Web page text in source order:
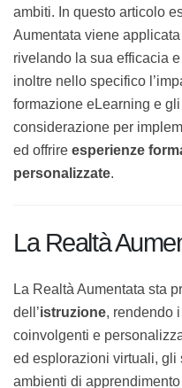
numerosi ambiti. In
la Realtà Aumentata
dell’istruzione, rivelando
potenzialità. Vedremo
dell’AR nel campo della
aspetti da tenere in
nelle piattaforme online
formative coinvolgenti
La Realtà
nell’istruzione
La Realtà Aumentata
dell’
istruzione
,
coinvolgenti e